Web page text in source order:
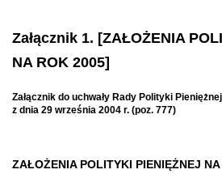
Załącznik 1. [ZAŁOŻENIA
NA ROK 2005]
Załącznik do uchwały Rady Polityki Pieniężnej
z dnia 29 września 2004 r. (poz. 777)
ZAŁOŻENIA POLITYKI PIENIĘŻNEJ